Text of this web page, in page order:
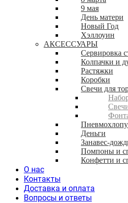
9 мая
День матери
Новый Год
Хэллоуин
АКСЕССУАРЫ
Сервировка
Колпачки и
Растяжки
Коробки
Свечи для
Деньги
Занавес-
Помпоны и
Конфетти и
О нас
Контакты
Доставка и оплата
Вопросы и ответы